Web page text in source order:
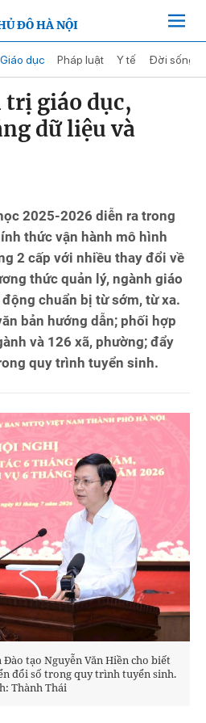
ĐÔ HÀ NỘI
Giáo dục Pháp luật Y tế Đời sống
giáo dục,
dữ liệu và
2025-2026 diễn ra trong
thức vận hành mô hình
2 cấp với nhiều thay đổi về
thức quản lý, ngành giáo
chuẩn bị từ sớm, từ xa.
bản hướng dẫn; phối hợp
và 126 xã, phường; đẩy
quy trình tuyển sinh.
Đào tạo Nguyễn Văn Hiền cho biết
đổi số trong quy trình tuyển sinh.
Thành Thái